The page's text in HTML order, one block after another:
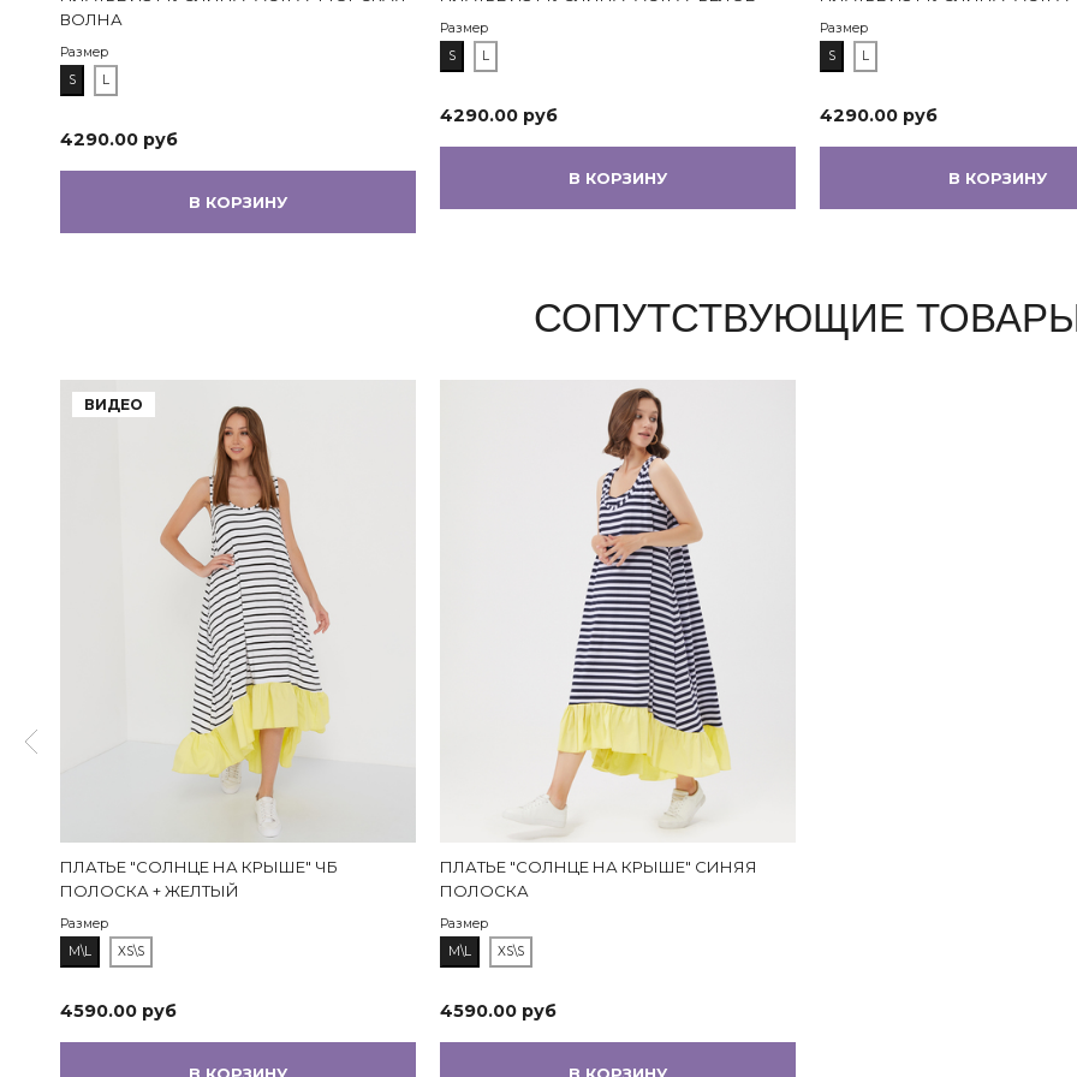
ВОЛНА
Размер
S
L
4290.00 руб
В КОРЗИНУ
Размер
S
L
4290.00 руб
В КОРЗИНУ
Размер
S
L
4290.00 руб
В КОРЗИНУ
СОПУТСТВУЮЩИЕ
ВИДЕО
ПЛАТЬЕ "СОЛНЦЕ НА КРЫШЕ" ЧБ
ПОЛОСКА + ЖЕЛТЫЙ
Размер
M\L
XS\S
4590.00 руб
ПЛАТЬЕ "СОЛНЦЕ НА КРЫШЕ" СИНЯЯ
ПОЛОСКА
Размер
M\L
XS\S
4590.00 руб